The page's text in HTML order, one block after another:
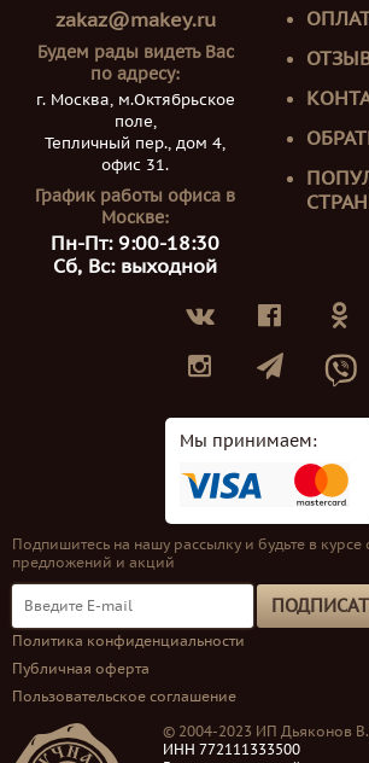
zakaz@makey.ru
Будем рады видеть Вас
по адресу:
г. Москва, м.Октябрьское
поле,
Тепличный пер., дом 4,
офис 31.
График работы офиса в
Москве:
Пн-Пт: 9:00-18:30
Сб, Вс: выходной
Мы принимаем:
Подпишитесь на нашу рассылку и будьте в
предложений и акций
Политика конфиденциальности
Публичная оферта
Пользовательское соглашение
© 2004-2023 ИП Дьяконов
ИНН 772111333500